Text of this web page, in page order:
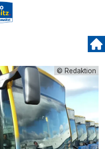
© Redaktion